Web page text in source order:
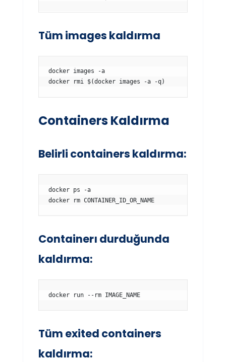
Tüm images kaldırma
docker images -a
docker rmi $(docker images -a -q)
Containers Kaldırma
Belirli containers kaldırma:
docker ps -a
docker rm CONTAINER_ID_OR_NAME
Containerı durduğunda
kaldırma:
docker run --rm IMAGE_NAME
Tüm exited containers
kaldırma: